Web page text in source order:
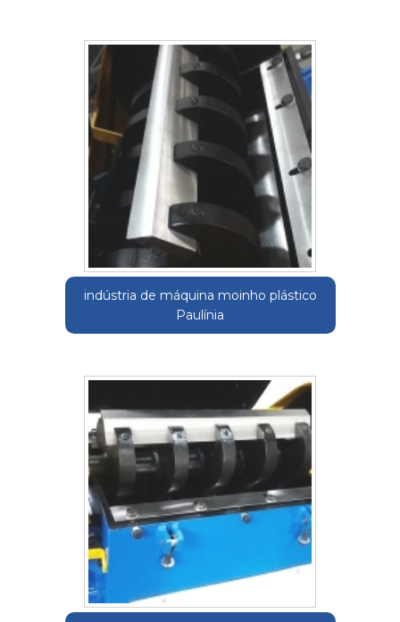
indústria de máquina moinho plástico
Paulínia